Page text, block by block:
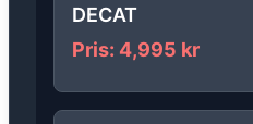
DECAT
Pris: 4,995 kr